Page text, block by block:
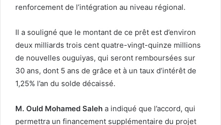
renforcement de l’intégration au niveau régional.
Il a souligné que le montant de ce prêt est d’environ
deux milliards trois cent quatre-vingt-quinze millions
de nouvelles ouguiyas, qui seront remboursées sur
30 ans, dont 5 ans de grâce et à un taux d’intérêt de
1,25% l’an du solde décaissé.
M. Ould Mohamed Saleh a indiqué que l’accord, qui
permettra un financement supplémentaire du projet